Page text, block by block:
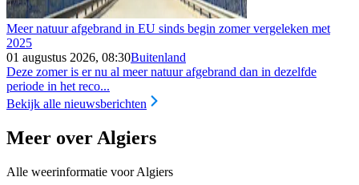
Meer natuur afgebrand in EU sinds begin zomer vergeleken met
2025
01 augustus 2026, 08:30Buitenland
Deze zomer is er nu al meer natuur afgebrand dan in dezelfde
periode in het reco...
Bekijk alle nieuwsberichten
Meer over Algiers
Alle weerinformatie voor Algiers